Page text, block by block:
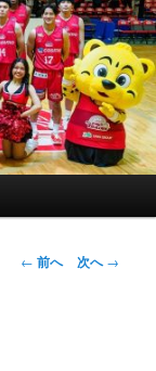
投← 前へ 次へ→